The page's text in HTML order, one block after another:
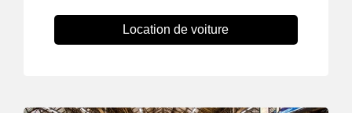
Location de voiture